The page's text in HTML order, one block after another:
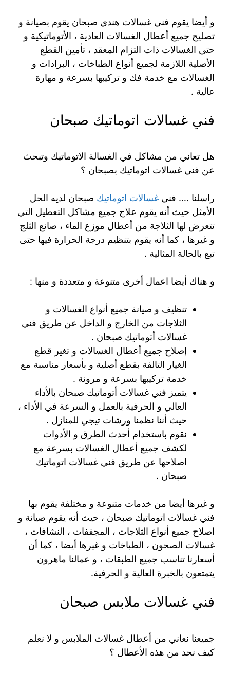
و أيضا يقوم فني غسالات هندي صبحان يقوم بصيانة و
تصليح جميع أعطال الغسالات العادية ، الأتوماتيكية و
حتى الغسالات ذات التزام المعقد ، تأمين القطع
الأصلية اللازمة لجميع أنواع الطباخات ، البرادات و
الغسالات مع خدمة فك و تركيبها بسرعة و مهارة
عالية .
فني غسالات اتوماتيك صبحان
هل تعاني من مشاكل في الغسالة الاتوماتيك وتبحث
عن فني غسالات اتوماتيك بصبحان ؟
راسلنا …. فني غسالات اتوماتيك صبحان لديه الحل
الأمثل حيث أنه يقوم علاج جميع مشاكل التعطيل التي
تتعرض لها الثلاجة من أعطال موزع الماء ، صانع الثلج
و غيرها ، كما أنه يقوم بتنظيم درجة الحرارة فيها حتى
تبع بالحالة المثالية .
و هناك أيضا اعمال أخرى متنوعة و متعددة و منها :
تنظيف و صيانة جميع أنواع الغسالات و
الثلاجات من الخارج و الداخل عن طريق فني
غسالات أتوماتيك صبحان .
إصلاح جميع أعطال الغسالات و تغير قطع
الغيار التالفة بقطع أصلية و بأسعار مناسبة مع
خدمة تركيبها بسرعة و مرونة .
يتميز فني غسالات أتوماتيك صبحان بالأداء
العالي و الحرفية بالعمل و السرعة في الأداء ،
حيث أننا نظمنا ورشات تيجي للمنازل .
نقوم باستخدام أحدث الطرق و الأدوات
لكشف جميع أعطال الغسالات بسرعة مع
اصلاحها عن طريق فني غسالات اتوماتيك
صبحان .
و غيرها أيضا من خدمات متنوعة و مختلفة يقوم بها
فني غسالات اتوماتيك صبحان ، حيث أنه يقوم صيانة و
اصلاح جميع أنواع الثلاجات ، المجففات ، النشافات ،
غسالات الصحون ، الطباخات و غيرها أيضا ، كما أن
أسعارنا تناسب جميع الطبقات ، و عمالنا ماهرون
يتمتعون بالخبرة العالية و الحرفية.
فني غسالات ملابس صبحان
جميعنا نعاني من أعطال غسالات الملابس و لا نعلم
كيف نحد من هذه الأعطال ؟